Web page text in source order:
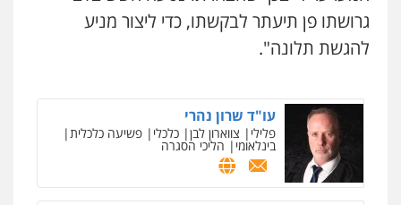
גרושתו פן תיעתר לבקשתו, כדי ליצור מניע
להגשת תלונה".
עו"ד שרון נהרי
פלילי צווארון לבן כלכלי פשיעה כלכלית
בינלאומי הליכי הסגרה
ניר קידר – צלם